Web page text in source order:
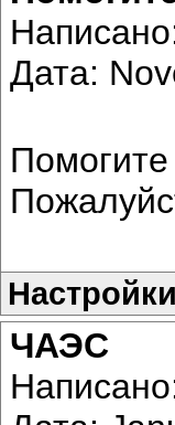
Дата:
ЧАЭС